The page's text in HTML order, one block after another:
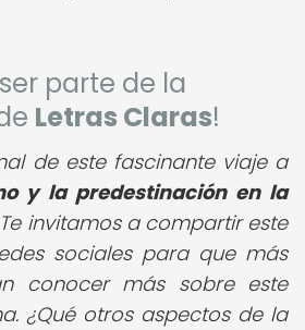
parte de la
Letras Claras!
de este fascinante viaje a
y la predestinación en la
invitamos a compartir este
sociales para que más
conocer más sobre este
¿Qué otros aspectos de la